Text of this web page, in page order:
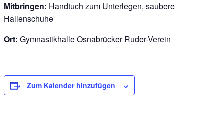
Mitbringen: Handtuch zum Unterlegen, saubere
Hallenschuhe
Ort: Gymnastikhalle Osnabrücker Ruder-Verein
Zum Kalender hinzufügen